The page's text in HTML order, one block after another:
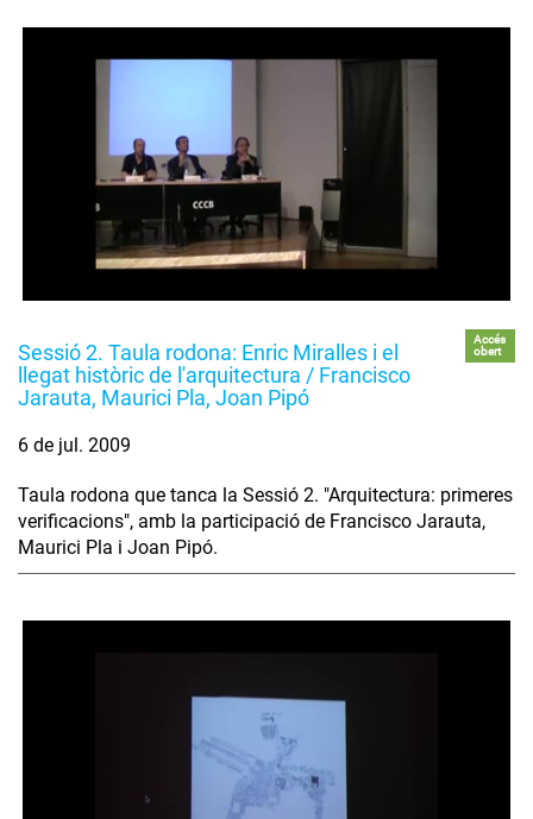
Sessió 2. Taula rodona: Enric Miralles i el
llegat històric de l'arquitectura / Francisco
Jarauta, Maurici Pla, Joan Pipó
Accés
obert
6 de jul. 2009
Taula rodona que tanca la Sessió 2. "Arquitectura: primeres
verificacions", amb la participació de Francisco Jarauta,
Maurici Pla i Joan Pipó.